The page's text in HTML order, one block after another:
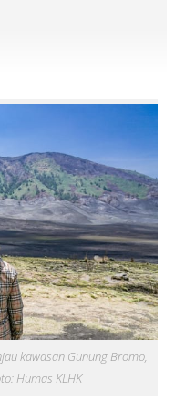
kawasan Gunung Bromo,
Humas KLHK